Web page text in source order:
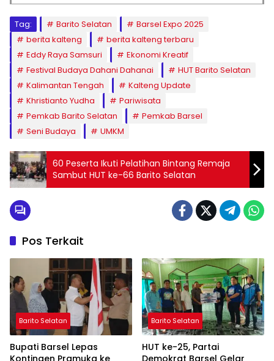
Tag: Barito Selatan
Barsel Expo 2025
berita kalteng
berita kalteng terbaru
Eddy Raya Samsuri
Ekonomi Kreatif
Festival Budaya Dahani Dahanai
HUT Barito Selatan
Kalimantan Tengah
Kalteng Update
Khristianto Yudha
Pariwisata
Pemkab Barito Selatan
Pemkab Barsel
Seni Budaya
UMKM
60 Peserta Ikuti Pelatihan Bintang Remaja
Sambut HUT ke-66 Barito Selatan
Pos Terkait
Barito Selatan
Bupati Barsel Lepas
Kontingen Pramuka ke
Barito Selatan
HUT ke-25, Partai
Demokrat Barsel Gelar